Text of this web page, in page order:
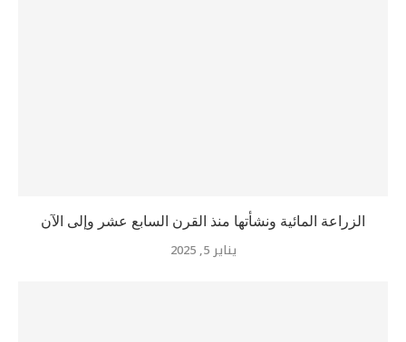
الزراعة المائية ونشأتها منذ القرن السابع عشر وإلى الآن
يناير 5, 2025